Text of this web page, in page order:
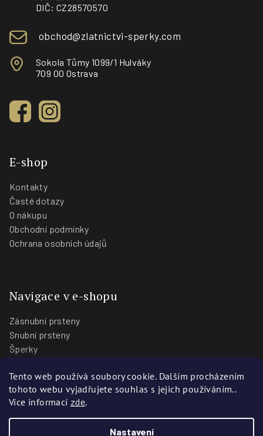
Tento web používá soubory cookie. Dalším procházením
tohoto webu vyjadřujete souhlas s jejich používáním..
Více informací zde.
Nastavení
DIČ: CZ28570570
obchod@zlatnictvi-sperky.com
Sokola Tůmy 1099/1 Hulváky
709 00 Ostrava
E-shop
Kontakty
Časté dotazy
O nákupu
Obchodní podmínky
Ochrana osobních údajů
Navigace v e-shopu
Zásnubní prsteny
Snubní prsteny
Šperky
Blog
Prodejny